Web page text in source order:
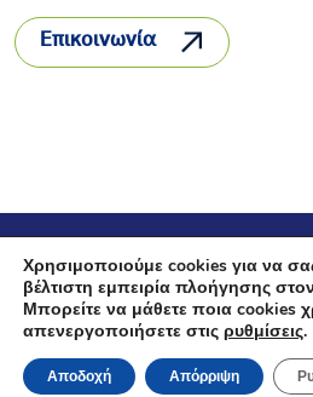
Επικοινωνία
© 2026
Όροι Χρήσης Πολιτική
Χρησιμοποιούμε cookies για να
βέλτιστη εμπειρία πλοήγησης
Μπορείτε να μάθετε ποια cookies
απενεργοποιήσετε στις ρυθμίσεις.
Αποδοχή Απόρριψη